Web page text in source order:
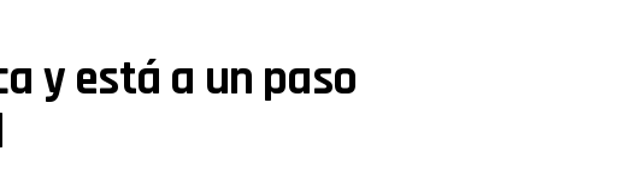
y está a un paso